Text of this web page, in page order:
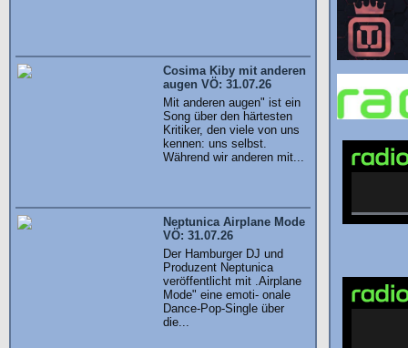
Cosima Kiby mit anderen
augen VÖ: 31.07.26
Mit anderen augen" ist ein
Song über den härtesten
Kritiker, den viele von uns
kennen: uns selbst.
Während wir anderen mit...
Neptunica Airplane Mode
VÖ: 31.07.26
Der Hamburger DJ und
Produzent Neptunica
veröffentlicht mit .Airplane
Mode" eine emoti- onale
Dance-Pop-Single über
die...